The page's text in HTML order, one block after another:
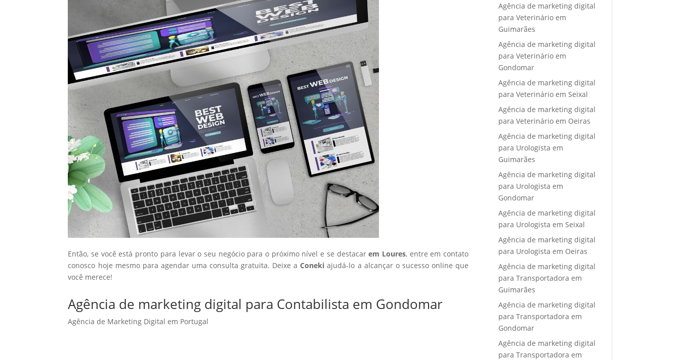
Então, se você está pronto para levar o seu negócio para o próximo nível e se destacarem Loures, entre em contato
conosco hoje mesmo para agendar uma consulta gratuita. Deixe aConeki ajudá-lo a alcançar o sucesso online que
você merece!
Agência de marketing digital para Contabilista em Gondomar
Agência de Marketing Digital em Portugal
Agência de marketing digital
para Veterinário em
Guimarães
Agência de marketing digital
para Veterinário em
Gondomar
Agência de marketing digital
para Veterinário em Seixal
Agência de marketing digital
para Veterinário em Oeiras
Agência de marketing digital
para Urologista em
Guimarães
Agência de marketing digital
para Urologista em
Gondomar
Agência de marketing digital
para Urologista em Seixal
Agência de marketing digital
para Urologista em Oeiras
Agência de marketing digital
para Transportadora em
Guimarães
Agência de marketing digital
para Transportadora em
Gondomar
Agência de marketing digital
para Transportadora em